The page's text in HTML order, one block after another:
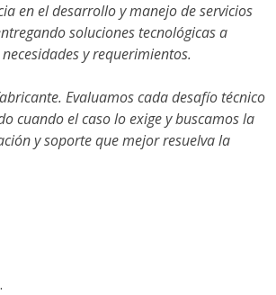
en el desarrollo y manejo de servicios
soluciones tecnológicas a
y requerimientos.
Evaluamos cada desafío técnico
cuando el caso lo exige y buscamos la
y soporte que mejor resuelva la